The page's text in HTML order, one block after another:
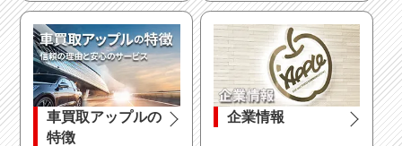
車買取アップルの
特徴
企業情報